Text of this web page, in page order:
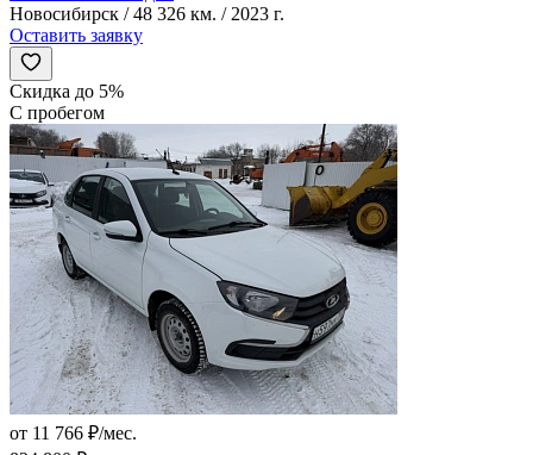
Новосибирск / 48 326 км. / 2023 г.
Оставить заявку
Скидка до 5%
С пробегом
от 11 766 ₽/мес.